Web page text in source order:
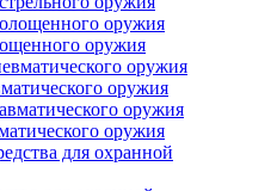
оружия
оружия
оружия